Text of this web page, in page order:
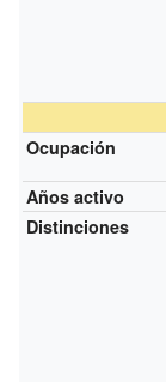
Ocupación
Años activo
Distinciones